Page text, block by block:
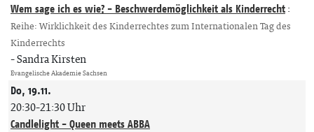
Wem sage ich es wie? - Beschwerdemöglichkeit als Kinderrecht:
Reihe: Wirklichkeit des Kinderrechtes zum Internationalen Tag des
Kinderrechts
Sandra Kirsten
Evangelische Akademie Sachsen
Do, 19.11.
20:30-21:30 Uhr
Candlelight - Queen meets ABBA